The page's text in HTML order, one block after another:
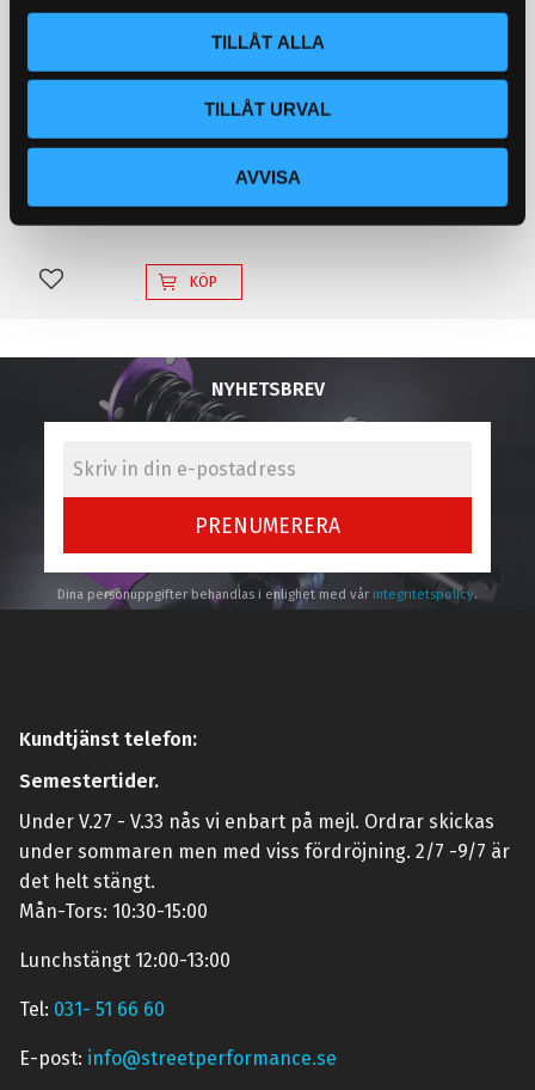
TILLÅT ALLA
TILLÅT URVAL
AVVISA
Dumpventils adapter för
VAG FSiT TFSi (endast
Lägg till i favoriter
KÖP
NYHETSBREV
PRENUMERERA
Dina personuppgifter behandlas i enlighet med vår integritetspolicy.
Kundtjänst telefon:
Semestertider.
Under V.27 - V.33 nås vi enbart på mejl. Ordrar skickas
under sommaren men med viss fördröjning. 2/7 -9/7 är
det helt stängt.
Mån-Tors: 10:30-15:00
Lunchstängt 12:00-13:00
Tel: 031- 51 66 60
E-post: info@streetperformance.se